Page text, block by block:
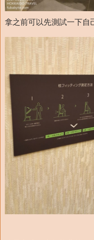
拿之前可以先測試一下自